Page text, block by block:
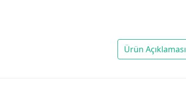
Ürün Açıklaması